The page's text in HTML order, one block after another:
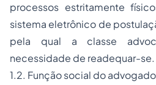
processos estritamente
sistema eletrônico de
pela qual a classe
necessidade de readequar-se.
1.2. Função social do advogado